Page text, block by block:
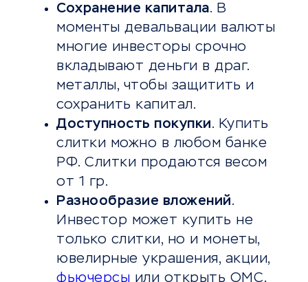
Сохранение капитала. В
моменты девальвации валюты
многие инвесторы срочно
вкладывают деньги в драг.
металлы, чтобы защитить и
сохранить капитал.
Доступность покупки. Купить
слитки можно в любом банке
РФ. Слитки продаются весом
от 1 гр.
Разнообразие вложений.
Инвестор может купить не
только слитки, но и монеты,
ювелирные украшения, акции,
фьючерсы или открыть ОМС.